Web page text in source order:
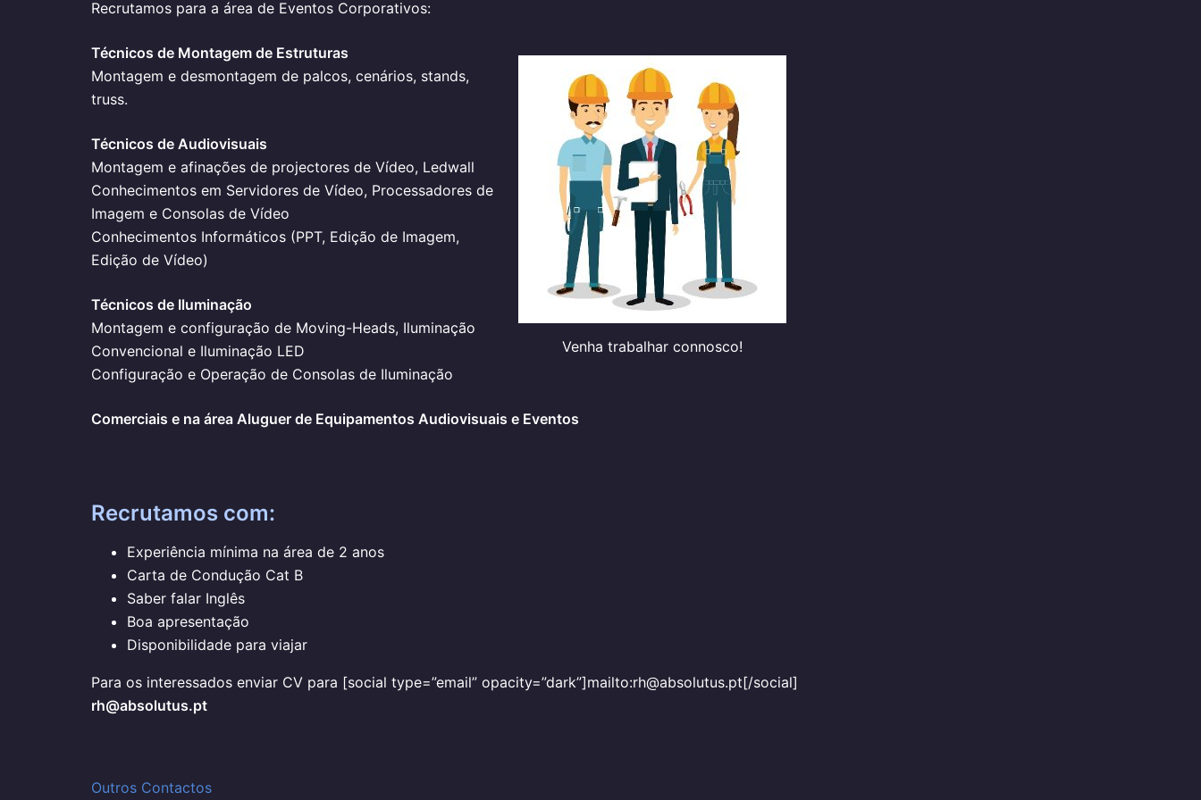
Recrutamos para a área de Eventos Corporativos:
Venha trabalhar connosco!
Técnicos de Montagem de Estruturas
Montagem e desmontagem de palcos, cenários, stands,
truss.
Técnicos de Audiovisuais
Montagem e afinações de projectores de Vídeo, Ledwall
Conhecimentos em Servidores de Vídeo, Processadores de
Imagem e Consolas de Vídeo
Conhecimentos Informáticos (PPT, Edição de Imagem,
Edição de Vídeo)
Técnicos de Iluminação
Montagem e configuração de Moving-Heads, Iluminação
Convencional e Iluminação LED
Configuração e Operação de Consolas de Iluminação
Comerciais e na área Aluguer de Equipamentos Audiovisuais e Eventos
Recrutamos com:
Experiência mínima na área de 2 anos
Carta de Condução Cat B
Saber falar Inglês
Boa apresentação
Disponibilidade para viajar
Para os interessados enviar CV para [social type=”email” opacity=”dark”]mailto:rh@absolutus.pt[/social]
rh@absolutus.pt
Outros Contactos